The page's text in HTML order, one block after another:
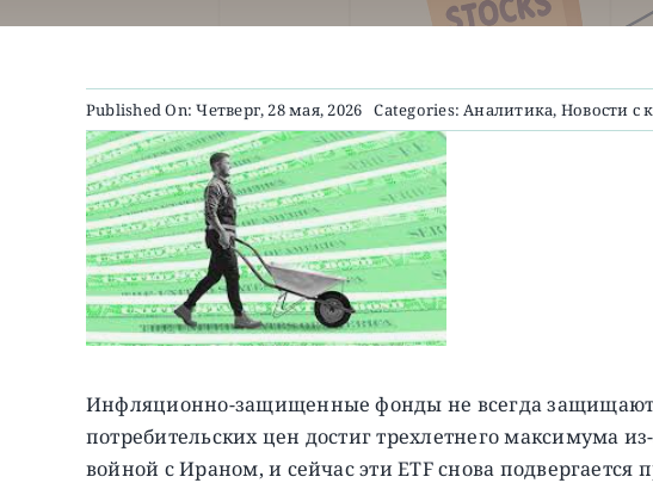
Published On: Четверг, 28 мая, 2026 Categories:Аналитика, Новости с
Инфляционно-защищенные фонды не всегда
потребительских цен достиг трехлетнего максимума
войной с Ираном, и сейчас эти ETF снова подвергается